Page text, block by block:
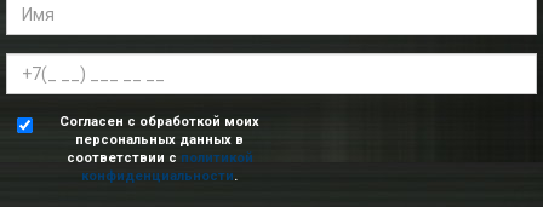
Согласен с обработкой моих
персональных данных в
соответствии с политикой
конфиденциальности.